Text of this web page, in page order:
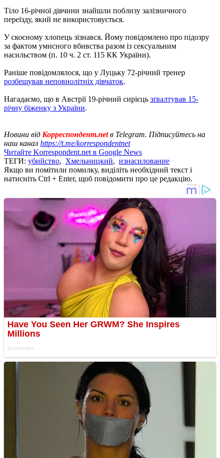
Тіло 16-річної дівчини знайшли поблизу залізничного
переїзду, який не використовується.
У скоєному хлопець зізнався. Йому повідомлено про підозру
за фактом умисного вбивства разом із сексуальним
насильством (п. 10 ч. 2 ст. 115 КК України).
Раніше повідомлялося, що у Луцьку 72-річний тренер
розбещував неповнолітніх дівчаток.
Нагадаємо, що в Австрії 19-річний сирієць зґвалтував 15-
річну біженку з України.
Новини від Корреспондент.netв Telegram. Підписуйтесь на
наш канал https://t.me/korrespondentnet
Читайте Korrespondent.net в Google News
ТЕГИ: убийство, Хмельницкий, изнасилование
Якщо ви помітили помилку, виділіть необхідний текст і
натисніть Ctrl + Enter, щоб повідомити про це редакцію.